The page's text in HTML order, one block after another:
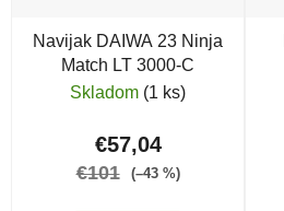
Navijak DAIWA 23 Ninja
Match LT 3000-C
Skladom (1 ks)
€57,04
€101 (–43 %)